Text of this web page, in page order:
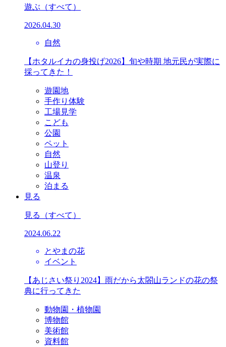
遊ぶ （すべて）
2026.04.30
自然
【ホタルイカの身投げ2026】旬や時期 地元民が実際に
採ってきた！
遊園地
手作り体験
工場見学
こども
公園
ペット
自然
山登り
温泉
泊まる
見る
見る （すべて）
2024.06.22
とやまの花
イベント
【あじさい祭り2024】雨だから太閤山ランドの花の祭
典に行ってきた
動物園・植物園
博物館
美術館
資料館